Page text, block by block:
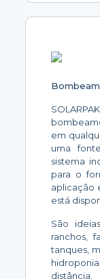
em
uma
sistema
para o
aplicação
está
São
ranchos,
tanques,